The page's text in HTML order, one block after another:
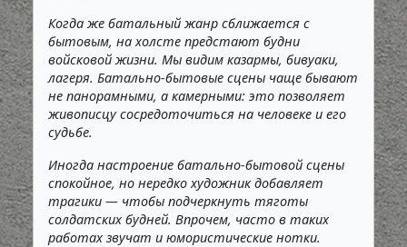
Когда же батальный жанр сближается с
бытовым, на холсте предстают будни
войсковой жизни. Мы видим казармы, бивуаки,
лагеря. Батально-бытовые сцены чаще бывают
не панорамными, а камерными: это позволяет
живописцу сосредоточиться на человеке и его
судьбе.
Иногда настроение батально-бытовой сцены
спокойное, но нередко художник добавляет
трагики — чтобы подчеркнуть тяготы
солдатских будней. Впрочем, часто в таких
работах звучат и юмористические нотки.